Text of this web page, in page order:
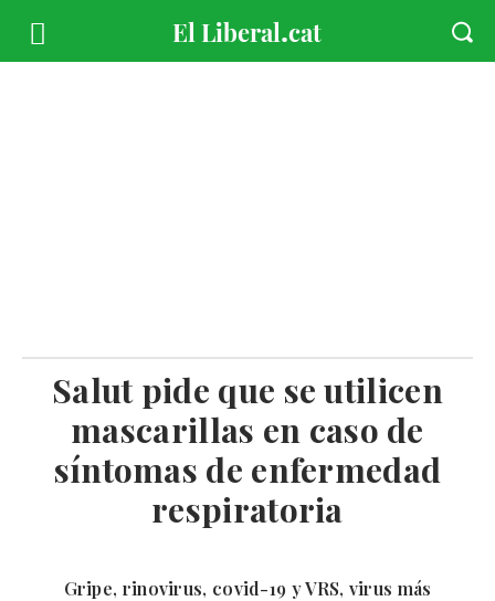
Salut pide que se utilicen
mascarillas en caso de
síntomas de enfermedad
respiratoria
Gripe, rinovirus, covid-19 y VRS, virus más